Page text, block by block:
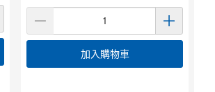
加入購物車